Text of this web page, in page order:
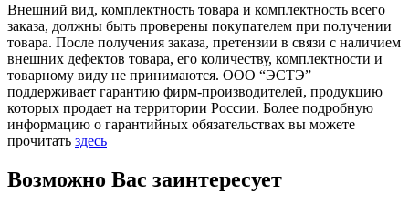
Внешний вид, комплектность товара и комплектность всего
заказа, должны быть проверены покупателем при получении
товара. После получения заказа, претензии в связи с наличием
внешних дефектов товара, его количеству, комплектности и
товарному виду не принимаются. ООО “ЭСТЭ”
поддерживает гарантию фирм-производителей, продукцию
которых продает на территории России. Более подробную
информацию о гарантийных обязательствах вы можете
прочитать здесь
Возможно Вас заинтересует